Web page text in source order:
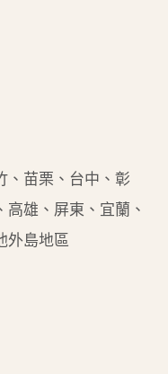
、苗栗、台中、彰
雄、屏東、宜蘭、
外島地區